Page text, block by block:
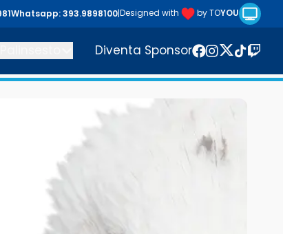
Whatsapp: 393.9898100|Designed with by TOYOU
Diventa Sponsor
Twitter